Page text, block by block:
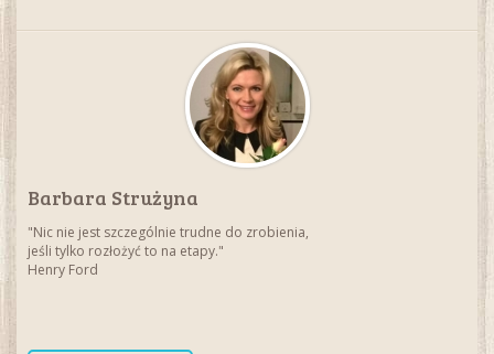
Barbara Strużyna
"Nic nie jest szczególnie trudne do zrobienia,
jeśli tylko rozłożyć to na etapy."
Henry Ford